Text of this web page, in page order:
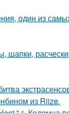
один из
шапки,
из Riize.